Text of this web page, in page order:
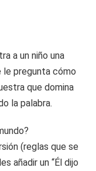
a un niño una
le pregunta cómo
que domina
la palabra.
(reglas que se
añadir un “Él dijo